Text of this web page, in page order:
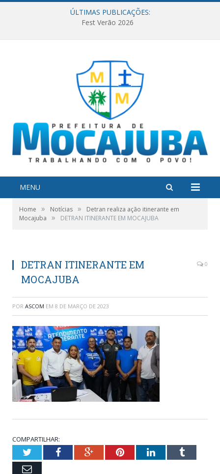
ÚLTIMAS PUBLICAÇÕES:
Fest Verão 2026
MENU
Home » Notícias »
Detran realiza ação itinerante em
Mocajuba
» DETRAN ITINERANTE EM MOCAJUBA
DETRAN ITINERANTE EM
MOCAJUBA
0
POR ASCOM EM 8 DE MARÇO DE 2023
COMPARTILHAR:
TwitterFacebookGoogle+PinterestLinkedInTumblr
Email